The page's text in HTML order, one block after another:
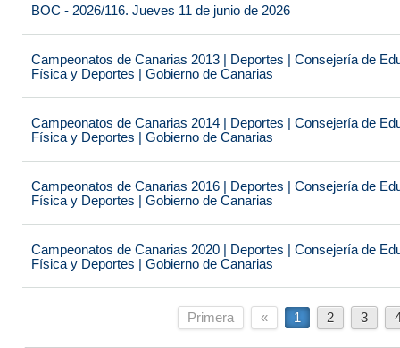
BOC - 2026/116. Jueves 11 de junio de 2026
Campeonatos de Canarias 2013 | Deportes | Consejería de
Física y Deportes | Gobierno de Canarias
Campeonatos de Canarias 2014 | Deportes | Consejería de
Física y Deportes | Gobierno de Canarias
Campeonatos de Canarias 2016 | Deportes | Consejería de
Física y Deportes | Gobierno de Canarias
Campeonatos de Canarias 2020 | Deportes | Consejería de
Física y Deportes | Gobierno de Canarias
Primera « 1 2 3